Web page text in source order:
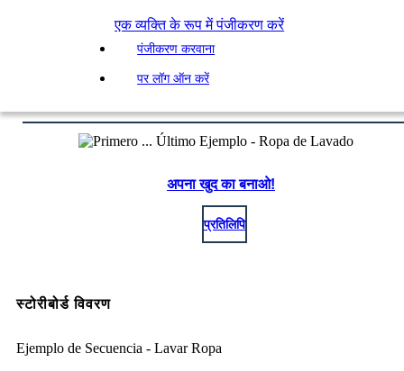
एक व्यक्ति के रूप में पंजीकरण करें
पंजीकरण करवाना
पर लॉग ऑन करें
अपना खुद का बनाओ!
प्रतिलिपि
स्टोरीबोर्ड विवरण
Ejemplo de Secuencia - Lavar Ropa